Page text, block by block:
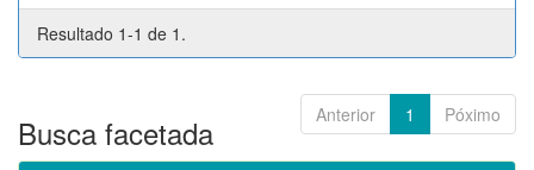
Resultado 1-1 de 1.
Anterior 1 Póximo
Busca facetada